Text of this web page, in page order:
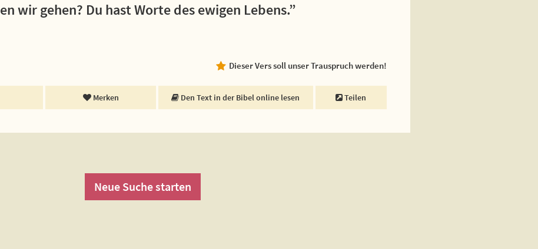
wir gehen? Du hast Worte des ewigen Lebens.”
Dieser Vers soll unser Trauspruch werden!
Merken Den Text in der Bibel online lesen Teilen
Neue Suche starten